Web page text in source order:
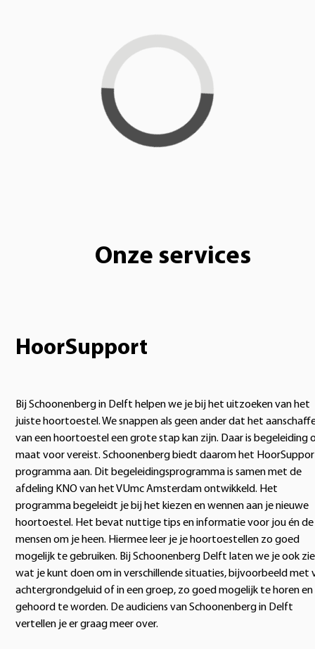
Loading...
Onze services
HoorSupport
Bij Schoonenberg in Delft helpen we je bij het uitzoeken van het
juiste hoortoestel. We snappen als geen ander dat het
van een hoortoestel een grote stap kan zijn. Daar is begeleiding
maat voor vereist. Schoonenberg biedt daarom het
programma aan. Dit begeleidingsprogramma is samen met de
afdeling KNO van het VUmc Amsterdam ontwikkeld. Het
programma begeleidt je bij het kiezen en wennen aan je nieuwe
hoortoestel. Het bevat nuttige tips en informatie voor jou én de
mensen om je heen. Hiermee leer je je hoortoestellen zo goed
mogelijk te gebruiken. Bij Schoonenberg Delft laten we je ook
wat je kunt doen om in verschillende situaties, bijvoorbeeld met
achtergrondgeluid of in een groep, zo goed mogelijk te horen en
gehoord te worden. De audiciens van Schoonenberg in Delft
vertellen je er graag meer over.